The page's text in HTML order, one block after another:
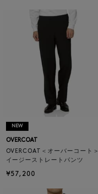
NEW
OVERCOAT
OVERCOAT＜オーバーコート＞
イージーストレートパンツ
¥57,200